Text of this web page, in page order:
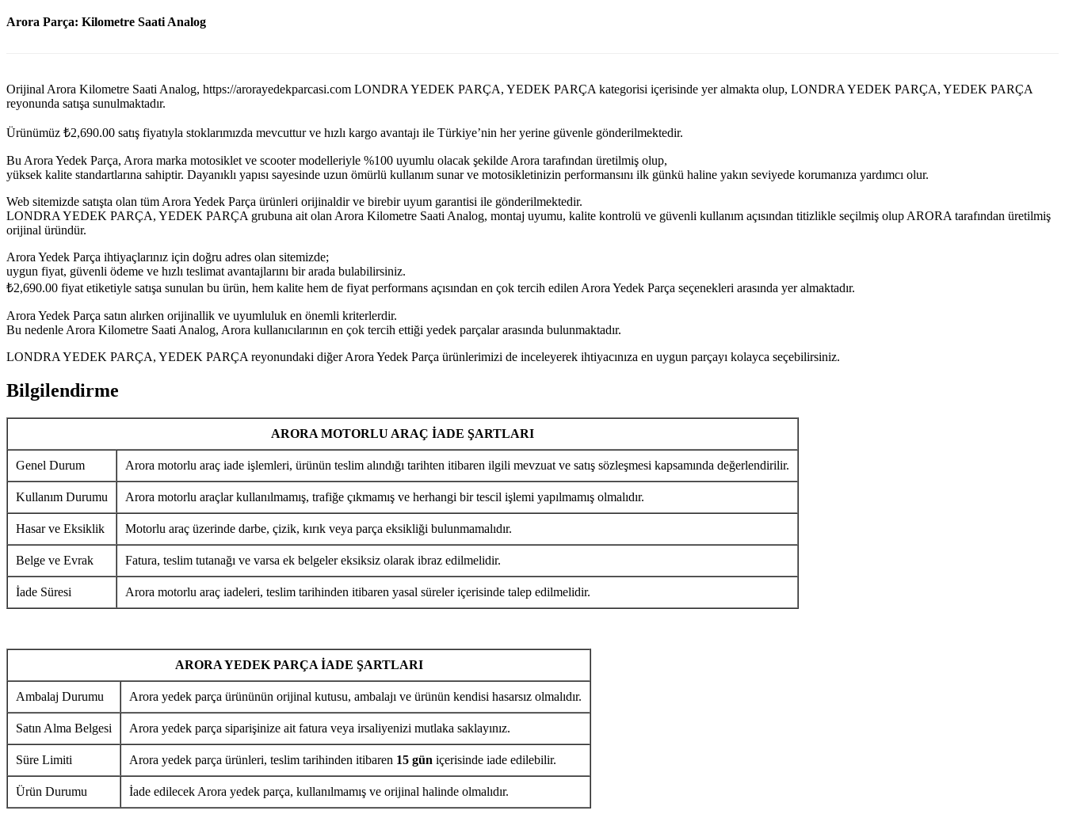
Arora Parça: Kilometre Saati Analog
Orijinal Arora Kilometre Saati Analog, https://arorayedekparcasi.com LONDRA YEDEK PARÇA, YEDEK PARÇA kategorisi içerisinde yer almakta olup, LONDRA YEDEK PARÇA, YEDEK PARÇA
reyonunda satışa sunulmaktadır.
Ürünümüz ₺2,690.00 satış fiyatıyla stoklarımızda mevcuttur ve hızlı kargo avantajı ile Türkiye’nin her yerine güvenle gönderilmektedir.
Bu Arora Yedek Parça, Arora marka motosiklet ve scooter modelleriyle %100 uyumlu olacak şekilde Arora tarafından üretilmiş olup,
yüksek kalite standartlarına sahiptir. Dayanıklı yapısı sayesinde uzun ömürlü kullanım sunar ve motosikletinizin performansını ilk günkü haline yakın seviyede korumanıza yardımcı olur.
Web sitemizde satışta olan tüm Arora Yedek Parça ürünleri orijinaldir ve birebir uyum garantisi ile gönderilmektedir.
LONDRA YEDEK PARÇA, YEDEK PARÇA grubuna ait olan Arora Kilometre Saati Analog, montaj uyumu, kalite kontrolü ve güvenli kullanım açısından titizlikle seçilmiş olup ARORA tarafından üretilmiş
orijinal üründür.
Arora Yedek Parça ihtiyaçlarınız için doğru adres olan sitemizde;
uygun fiyat, güvenli ödeme ve hızlı teslimat avantajlarını bir arada bulabilirsiniz.
₺2,690.00 fiyat etiketiyle satışa sunulan bu ürün, hem kalite hem de fiyat performans açısından en çok tercih edilen Arora Yedek Parça seçenekleri arasında yer almaktadır.
Arora Yedek Parça satın alırken orijinallik ve uyumluluk en önemli kriterlerdir.
Bu nedenle Arora Kilometre Saati Analog, Arora kullanıcılarının en çok tercih ettiği yedek parçalar arasında bulunmaktadır.
LONDRA YEDEK PARÇA, YEDEK PARÇA reyonundaki diğer Arora Yedek Parça ürünlerimizi de inceleyerek ihtiyacınıza en uygun parçayı kolayca seçebilirsiniz.
Bilgilendirme
ARORA MOTORLU ARAÇ İADE ŞARTLARI
Genel Durum Arora motorlu araç iade işlemleri, ürünün teslim alındığı tarihten itibaren ilgili mevzuat ve satış sözleşmesi kapsamında değerlendirilir.
Kullanım Durumu Arora motorlu araçlar kullanılmamış, trafiğe çıkmamış ve herhangi bir tescil işlemi yapılmamış olmalıdır.
Hasar ve Eksiklik Motorlu araç üzerinde darbe, çizik, kırık veya parça eksikliği bulunmamalıdır.
Belge ve Evrak Fatura, teslim tutanağı ve varsa ek belgeler eksiksiz olarak ibraz edilmelidir.
İade Süresi Arora motorlu araç iadeleri, teslim tarihinden itibaren yasal süreler içerisinde talep edilmelidir.
ARORA YEDEK PARÇA İADE ŞARTLARI
Ambalaj Durumu Arora yedek parça ürününün orijinal kutusu, ambalajı ve ürünün kendisi hasarsız olmalıdır.
Satın Alma Belgesi Arora yedek parça siparişinize ait fatura veya irsaliyenizi mutlaka saklayınız.
Süre Limiti Arora yedek parça ürünleri, teslim tarihinden itibaren 15 gün içerisinde iade edilebilir.
Ürün Durumu İade edilecek Arora yedek parça, kullanılmamış ve orijinal halinde olmalıdır.